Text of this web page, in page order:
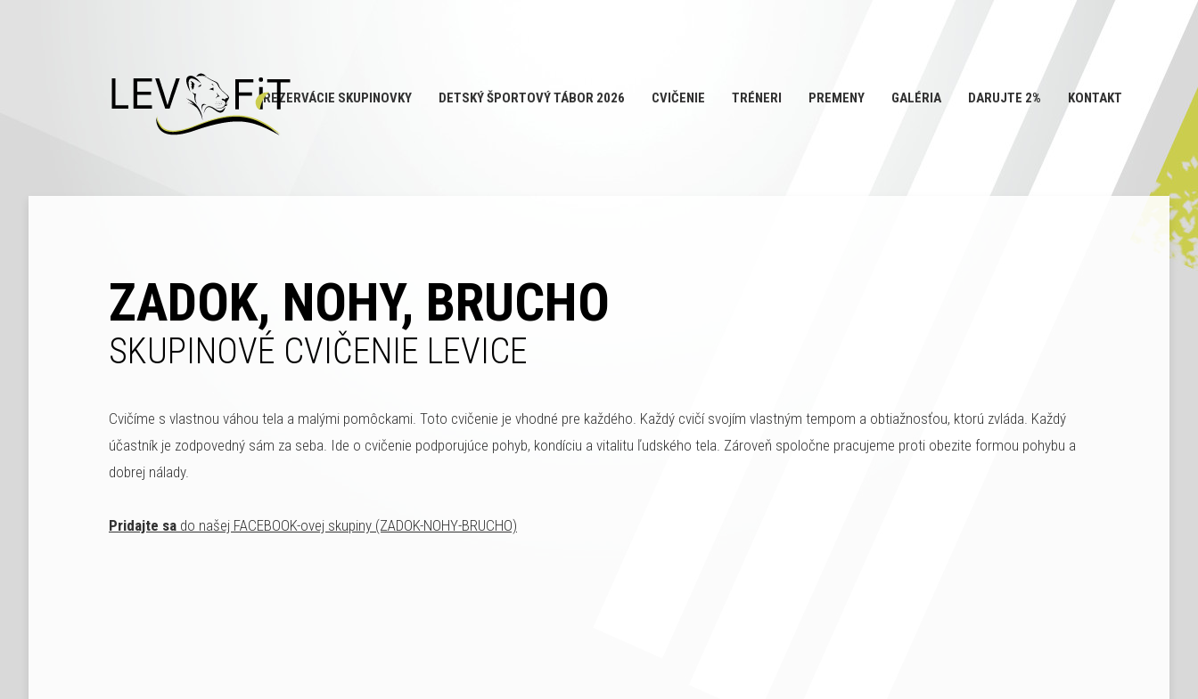
REZERVÁCIE SKUPINOVKY DETSKÝ ŠPORTOVÝ TÁBOR 2026 CVIČENIE TRÉNERI PREMENY GALÉRIA DARUJTE 2% KONTAKT
ZADOK, NOHY, BRUCHO
SKUPINOVÉ CVIČENIE LEVICE
Cvičíme s vlastnou váhou tela a malými pomôckami. Toto cvičenie je vhodné pre každého. Každý cvičí svojím vlastným tempom a obtiažnosťou, ktorú zvláda. Každý
účastník je zodpovedný sám za seba. Ide o cvičenie podporujúce pohyb, kondíciu a vitalitu ľudského tela. Zároveň spoločne pracujeme proti obezite formou pohybu a
dobrej nálady.
Pridajte sa do našej FACEBOOK-ovej skupiny (ZADOK-NOHY-BRUCHO)